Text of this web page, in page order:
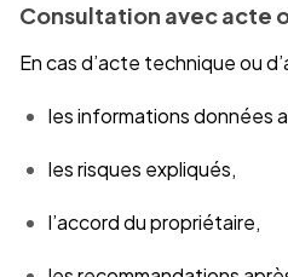
Consultation avec acte
En cas d’acte technique ou
les informations données
les risques expliqués,
l’accord du propriétaire,